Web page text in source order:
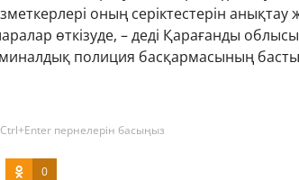
оның серіктестерін анықтау
өткізуде, – деді Қарағанды
полиция басқармасының
пернелерін басыңыз
0